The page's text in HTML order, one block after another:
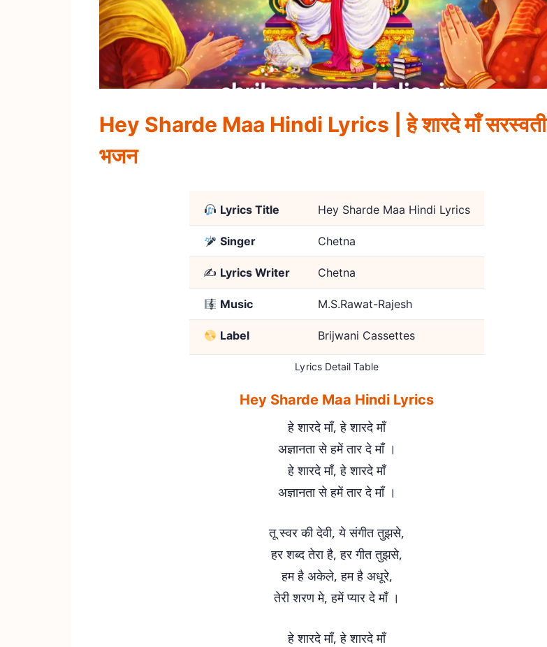
Hey Sharde Maa Hindi Lyrics | हे शारदे माँ सरस्वती
भजन
Lyrics Title Hey Sharde Maa Hindi Lyrics
Singer Chetna
✍️ Lyrics Writer Chetna
Music M.S.Rawat-Rajesh
Label Brijwani Cassettes
Lyrics Detail Table
Hey Sharde Maa Hindi Lyrics
हे शारदे माँ, हे शारदे माँ
अज्ञानता से हमें तार दे माँ ।
हे शारदे माँ, हे शारदे माँ
अज्ञानता से हमें तार दे माँ ।
तू स्वर की देवी, ये संगीत तुझसे,
हर शब्द तेरा है, हर गीत तुझसे,
हम है अकेले, हम है अधूरे,
तेरी शरण मे, हमें प्यार दे माँ ।
हे शारदे माँ, हे शारदे माँ